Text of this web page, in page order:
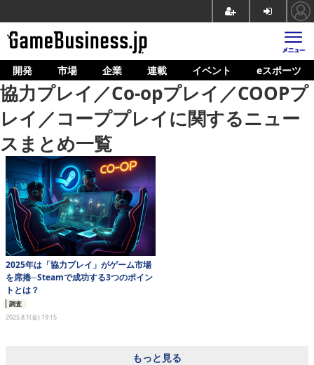
ホーム
ゲーム開発
市場
マネタイズ
企業動向
人材育成
産業政策
連載
イベント/セミナー
開発 市場 企業 連載 イベント eスポーツ
協力プレイ／Co-opプレイ／COOPプ
レイ／コーププレイに関するニュー
スまとめ一覧
2025年は「協力プレイ」がゲーム市場
を席捲─Steamで成功する3つのポイン
トとは？
調査
2025.8.1(金) 19:15
もっと見る